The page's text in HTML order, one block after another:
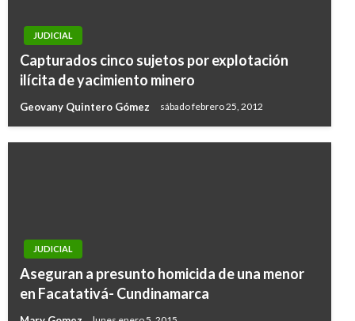
JUDICIAL
Capturados cinco sujetos por explotación
ilícita de yacimiento minero
Geovany Quintero Gómez sábado febrero 25, 2012
JUDICIAL
Aseguran a presunto homicida de una menor
en Facatativá- Cundinamarca